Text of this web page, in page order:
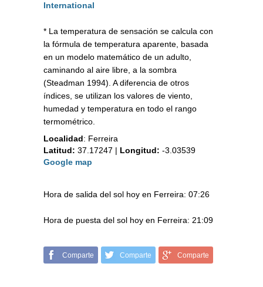
International
* La temperatura de sensación se calcula con
la fórmula de temperatura aparente, basada
en un modelo matemático de un adulto,
caminando al aire libre, a la sombra
(Steadman 1994). A diferencia de otros
índices, se utilizan los valores de viento,
humedad y temperatura en todo el rango
termométrico.
Localidad: Ferreira
Latitud: 37.17247 | Longitud: -3.03539
Google map
Hora de salida del sol hoy en Ferreira: 07:26
Hora de puesta del sol hoy en Ferreira: 21:09
Comparte Comparte Comparte